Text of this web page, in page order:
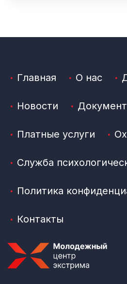
Главная О нас
Новости
Платные услуги
Служба
Политика
Контакты